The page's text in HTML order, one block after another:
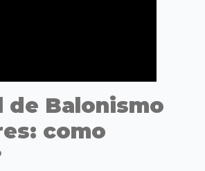
de Balonismo
como